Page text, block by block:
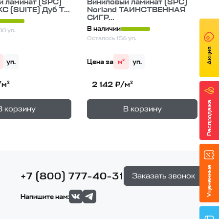
ламинат (SPC)
(SUITE) Дуб Т...
уп.
уп.
корзину
—
Виниловый ламинат (SPC)
Norland ТАИНСТВЕННАЯ
СИГР...
В наличии
Осталось 156 уп.
Цена за м² уп.
2 142 ₽/м²
В корзину
В корзине —
+7 (800) 777-40-31 Заказать звонок
Напишите нам:
Акция
Распродажа
Уцененные